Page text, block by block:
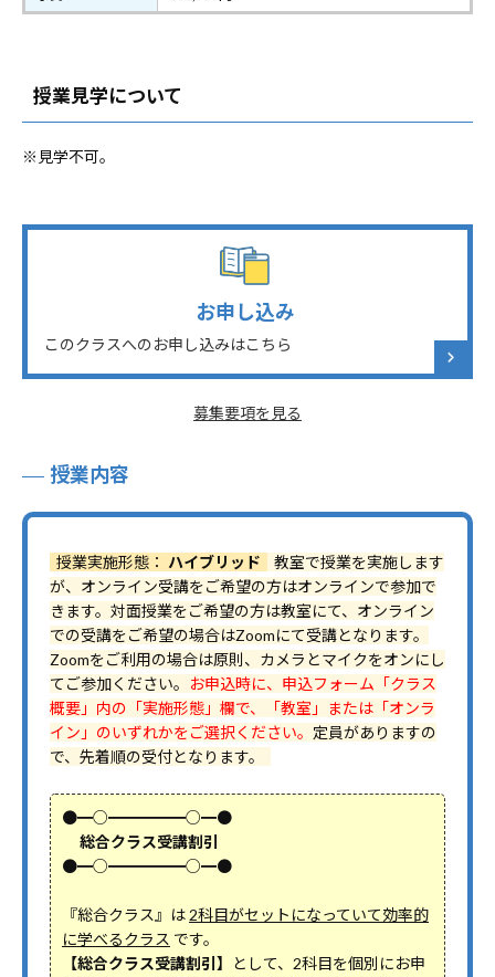
授業見学について
※見学不可。
お申し込み
このクラスへのお申し込みはこちら
募集要項を見る
授業内容
授業実施形態： ハイブリッド
教室で授業を実施します
が、オンライン受講をご希望の方はオンラインで参加で
きます。対面授業をご希望の方は教室にて、オンライン
での受講をご希望の場合はZoomにて受講となります。
Zoomをご利用の場合は原則、カメラとマイクをオンにし
てご参加ください。
お申込時に、申込フォーム「クラス
概要」内の「実施形態」欄で、「教室」または「オンラ
イン」のいずれかをご選択ください。 定員がありますの
で、先着順の受付となります。
●━○━━━━━○━●
総合クラス受講割引
●━○━━━━━○━●
『総合クラス』は 2科目がセットになっていて効率的
に学べるクラス です。
【総合クラス受講割引】
として、2科目を個別にお申